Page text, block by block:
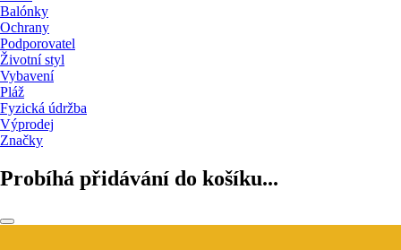
Balónky
Ochrany
Podporovatel
Životní styl
Vybavení
Pláž
Fyzická údržba
Výprodej
Značky
Probíhá přidávání do košíku...